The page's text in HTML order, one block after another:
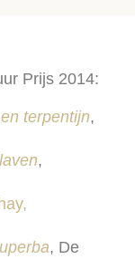
Prijs 2014:
terpentijn,
,
, De